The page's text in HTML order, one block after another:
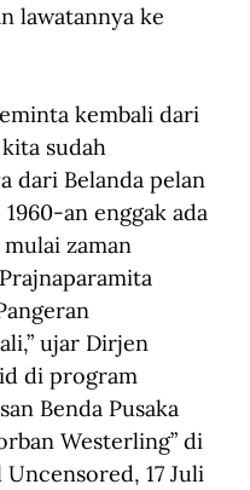
lawatannya ke
kembali dari
sudah
dari Belanda pelan
an enggak ada
zaman
ujar Dirjen
di program
Benda Pusaka
Westerling” di
Uncensored, 17 Juli